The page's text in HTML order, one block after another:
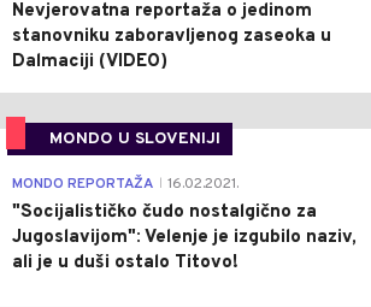
Nevjerovatna reportaža o jedinom
stanovniku zaboravljenog zaseoka u
Dalmaciji (VIDEO)
MONDO U SLOVENIJI
MONDO REPORTAŽA 16.02.2021.
"Socijalističko čudo nostalgično za
Jugoslavijom": Velenje je izgubilo naziv,
ali je u duši ostalo Titovo!